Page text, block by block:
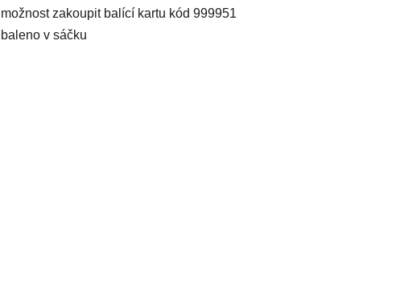
možnost zakoupit balící kartu kód 999951
baleno v sáčku